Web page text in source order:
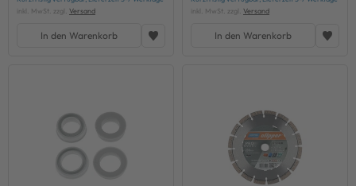
inkl. MwSt. zzgl. Versand
In den Warenkorb
inkl. MwSt. zzgl. Versand
In den Warenkorb